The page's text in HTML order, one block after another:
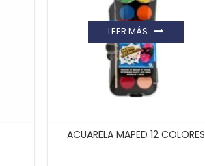
ACUARELA MAPED 12 COLORES
LEER MÁS